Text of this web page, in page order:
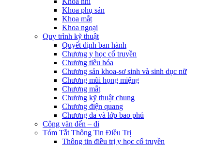
Khoa phụ sản
Khoa mắt
Khoa ngoại
Quy trình kỹ thuật
Quyết định ban hành
Chương y học cổ truyền
Chương tiêu hóa
Chương sản khoa-sơ sinh và sinh dục nữ
Chương mũi họng miệng
Chương mắt
Chương kỹ thuật chung
Chương điện quang
Chương da và lớp bao phủ
Công văn đến – đi
Tóm Tắt Thông Tin Điều Trị
Thông tin điều trị y học cổ truyền